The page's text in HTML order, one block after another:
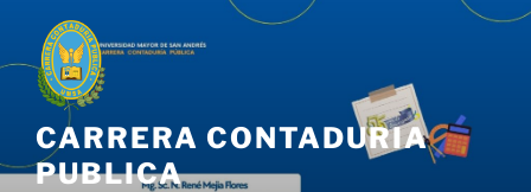
contenido
CARRERA CONTADURIA
PUBLICA